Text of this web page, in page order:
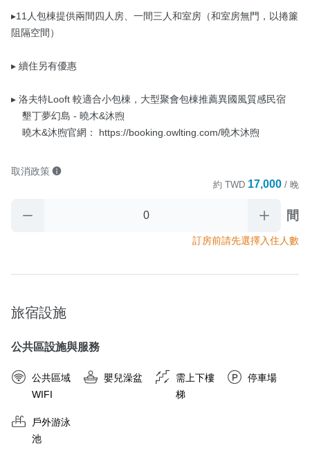
▸11人包棟提供兩間四人房、一間三人和室房（和室房無門，以捲簾
阻隔空間）
▸ 續住另有優惠
▸ 洛夫特Looft 較適合小包棟，大型聚會包棟推薦異國風質感民宿
    曉木&沐煦官網： https://booking.owlting.com/曉木沐煦
取消政策
約 TWD 17,000 / 晚
間
訂房前請先選擇入住人數
旅宿設施
公共區設施與服務
公共區域
WIFI
嬰兒澡盆
需上下樓
梯
停車場
戶外游泳
池